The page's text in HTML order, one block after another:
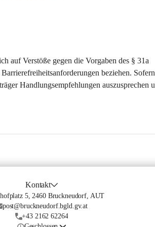
auf Verstöße gegen die Vorgaben des § 31a
beziehen.
Handlungsempfehlungen auszusprechen
Kontakt
5, 2460 Bruckneudorf, AUT
post@bruckneudorf.bgld.gv.at
+43 2162 62264